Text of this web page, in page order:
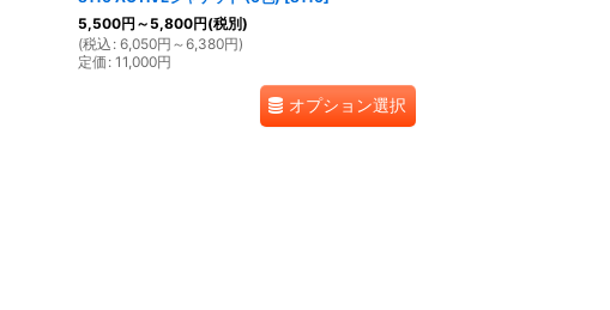
5,500円 ～5,800円(税別)
(税込 : 6,050円 ～6,380円)
定価 : 11,000円
オプション選択